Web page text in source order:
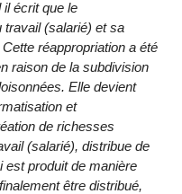
écrit que le
travail (salarié) et sa
réappropriation a été
raison de la subdivision
Elle devient
et
de richesses
(salarié), distribue de
est produit de manière
être distribué,